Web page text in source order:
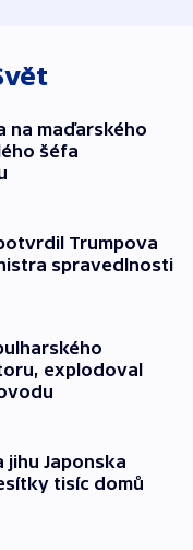
na maďarského
šéfa
Trumpova
spravedlnosti
explodoval
jihu Japonska
tisíc domů